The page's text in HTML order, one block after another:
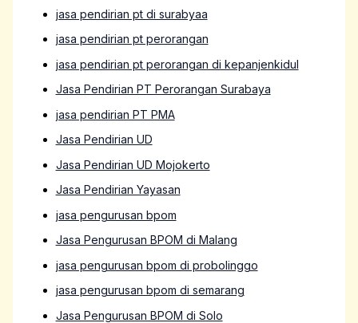
jasa pendirian pt di surabyaa
jasa pendirian pt perorangan
jasa pendirian pt perorangan di kepanjenkidul
Jasa Pendirian PT Perorangan Surabaya
jasa pendirian PT PMA
Jasa Pendirian UD
Jasa Pendirian UD Mojokerto
Jasa Pendirian Yayasan
jasa pengurusan bpom
Jasa Pengurusan BPOM di Malang
jasa pengurusan bpom di probolinggo
jasa pengurusan bpom di semarang
Jasa Pengurusan BPOM di Solo